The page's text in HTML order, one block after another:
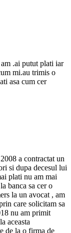
.ai putut plati iar
mi.au trimis o
asa cum cer
a contractat un
si dupa decesul lui
plati nu am mai
banca sa cer o
la un avocat , am
care solicitam sa
nu am primit
aceasta
de la o firma de